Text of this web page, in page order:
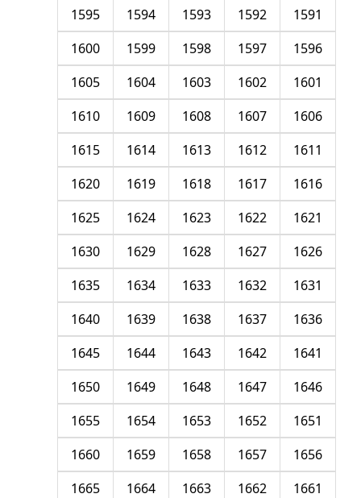
1591
1592
1593
1594
1595
1596
1597
1598
1599
1600
1601
1602
1603
1604
1605
1606
1607
1608
1609
1610
1611
1612
1613
1614
1615
1616
1617
1618
1619
1620
1621
1622
1623
1624
1625
1626
1627
1628
1629
1630
1631
1632
1633
1634
1635
1636
1637
1638
1639
1640
1641
1642
1643
1644
1645
1646
1647
1648
1649
1650
1651
1652
1653
1654
1655
1656
1657
1658
1659
1660
1661
1662
1663
1664
1665